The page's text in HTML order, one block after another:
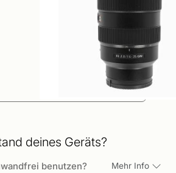
deines Geräts?
benutzen? Mehr Info